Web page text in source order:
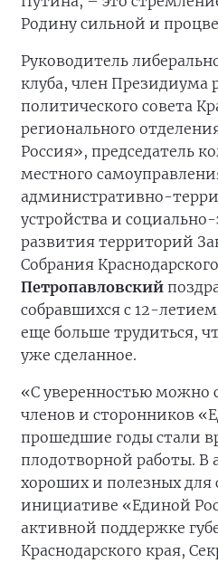
Родину сильной и
Руководитель
клуба, член Президиума
политического совета
регионального
Россия», председатель
местного
административно-
устройства и
развития территорий
Собрания
Петропавловский
собравшихся с 12-
еще больше трудиться,
уже сделанное.
«С уверенностью можно
членов и сторонников
прошедшие годы стали
плодотворной работы. В
хороших и полезных для
инициативе «Единой
активной поддержке
Краснодарского края,